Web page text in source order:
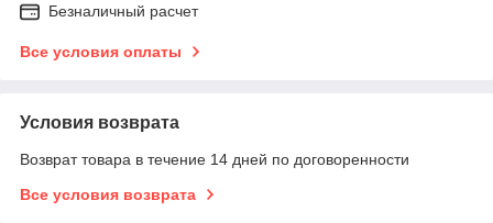
Безналичный расчет
Все условия оплаты
Условия возврата
Возврат товара в течение 14 дней по договоренности
Все условия возврата